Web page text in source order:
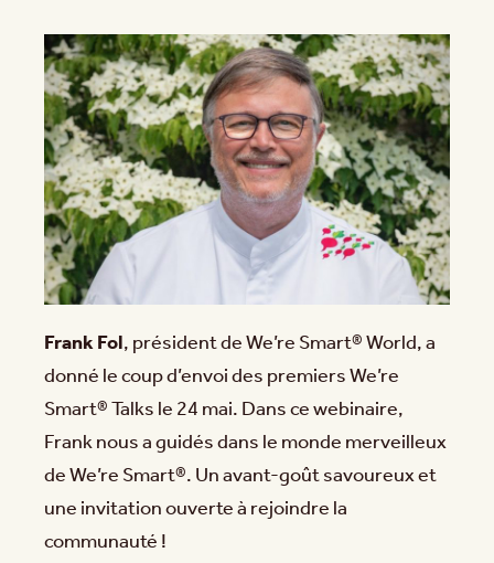
Frank Fol, président de We’re Smart® World, a
donné le coup d’envoi des premiers We’re
Smart® Talks le 24 mai. Dans ce webinaire,
Frank nous a guidés dans le monde merveilleux
de We’re Smart®. Un avant-goût savoureux et
une invitation ouverte à rejoindre la
communauté !